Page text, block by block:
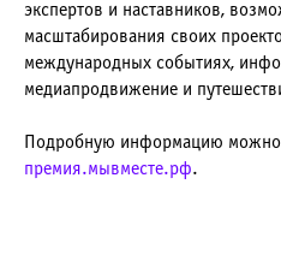
экспертов и наставников,
масштабирования своих
международных событиях,
медиапродвижение и
Подробную информацию можно
премия.мывместе.рф.